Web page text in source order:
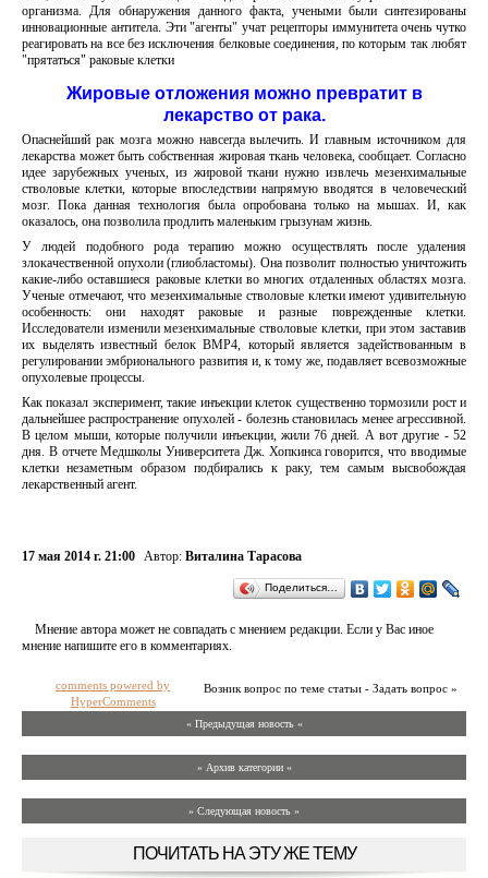
организма. Для обнаружения данного факта, учеными были синтезированы
инновационные антитела. Эти "агенты" учат рецепторы иммунитета очень чутко
реагировать на все без исключения белковые соединения, по которым так любят
"прятаться" раковые клетки
Жировые отложения можно превратит в
лекарство от рака.
Опаснейший рак мозга можно навсегда вылечить. И главным источником для
лекарства может быть собственная жировая ткань человека, сообщает. Согласно
идее зарубежных ученых, из жировой ткани нужно извлечь мезенхимальные
стволовые клетки, которые впоследствии напрямую вводятся в человеческий
мозг. Пока данная технология была опробована только на мышах. И, как
оказалось, она позволила продлить маленьким грызунам жизнь.
У людей подобного рода терапию можно осуществлять после удаления
злокачественной опухоли (глиобластомы). Она позволит полностью уничтожить
какие-либо оставшиеся раковые клетки во многих отдаленных областях мозга.
Ученые отмечают, что мезенхимальные стволовые клетки имеют удивительную
особенность: они находят раковые и разные поврежденные клетки.
Исследователи изменили мезенхимальные стволовые клетки, при этом заставив
их выделять известный белок BMP4, который является задействованным в
регулировании эмбрионального развития и, к тому же, подавляет всевозможные
опухолевые процессы.
Как показал эксперимент, такие инъекции клеток существенно тормозили рост и
дальнейшее распространение опухолей - болезнь становилась менее агрессивной.
В целом мыши, которые получили инъекции, жили 76 дней. А вот другие - 52
дня. В отчете Медшколы Университета Дж. Хопкинса говорится, что вводимые
клетки незаметным образом подбирались к раку, тем самым высвобождая
лекарственный агент.
17 мая 2014 г. 21:00 Автор: Виталина Тарасова
Поделиться…
Мнение автора может не совпадать с мнением редакции. Если у Вас иное
мнение напишите его в комментариях.
Возник вопрос по теме статьи - Задать вопрос »
comments powered by
HyperComments
« Предыдущая новость «
» Архив категории «
» Следующая новость »
ПОЧИТАТЬ НА ЭТУ ЖЕ ТЕМУ